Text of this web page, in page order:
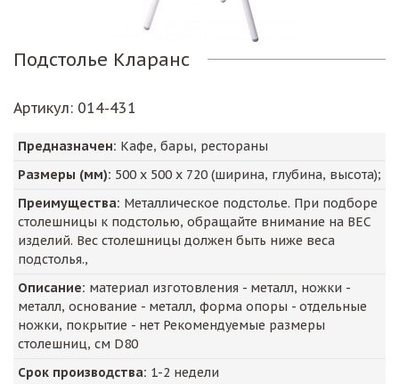
Подстолье Кларанс
Артикул: 014-431
Предназначен: Кафе, бары, рестораны
Размеры (мм): 500 х 500 х 720 (ширина, глубина, высота);
Преимущества: Металлическое подстолье. При подборе
столешницы к подстолью, обращайте внимание на ВЕС
изделий. Вес столешницы должен быть ниже веса
подстолья.,
Описание: материал изготовления - металл, ножки -
металл, основание - металл, форма опоры - отдельные
ножки, покрытие - нет Рекомендуемые размеры
столешниц, см D80
Срок производства: 1-2 недели